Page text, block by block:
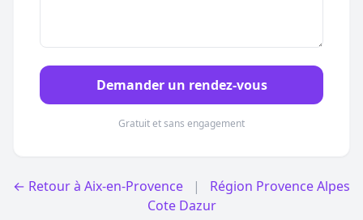
Demander un rendez-vous
Gratuit et sans engagement
← Retour à Aix-en-Provence |
Région Provence Alpes
Cote Dazur